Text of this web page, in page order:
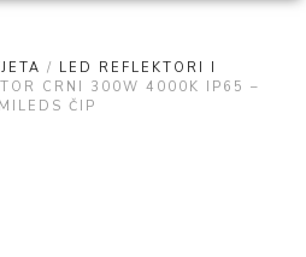
/ LED REFLEKTORI I
CRNI 300W 4000K IP65 –
ČIP